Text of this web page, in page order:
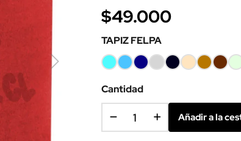
$49.000
TAPIZ FELPA
TURQUEZA
AZULAZUL GRISNEGROARENA
CAFECAFE
Cantidad
Añadir a la